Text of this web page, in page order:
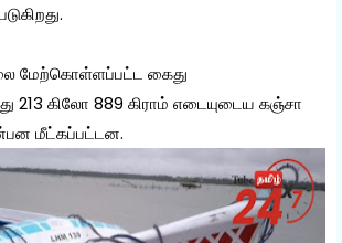
மேற்கொள்ளப்பட்ட கைது
213 கிலோ 889 கிராம் எடையுடைய கஞ்சா
மீட்கப்பட்டன.